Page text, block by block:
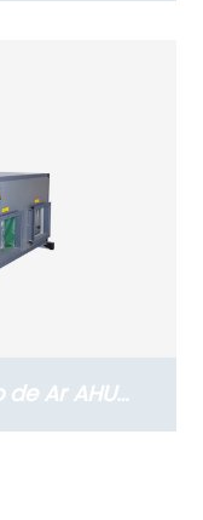
Ar AHU
de